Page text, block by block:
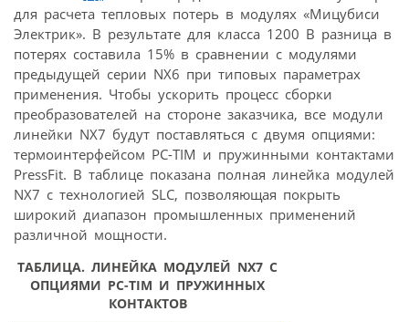
для расчета тепловых потерь в модулях «Мицубиси
Электрик». В результате для класса 1200 В разница в
потерях составила 15% в сравнении с модулями
предыдущей серии NX6 при типовых параметрах
применения. Чтобы ускорить процесс сборки
преобразователей на стороне заказчика, все модули
линейки NX7 будут поставляться с двумя опциями:
термоинтерфейсом PC-TIM и пружинными контактами
PressFit. В таблице показана полная линейка модулей
NX7 с технологией SLC, позволяющая покрыть
широкий диапазон промышленных применений
различной мощности.
ТАБЛИЦА. ЛИНЕЙКА МОДУЛЕЙ NX7 С
ОПЦИЯМИ PC-TIM И ПРУЖИННЫХ
КОНТАКТОВ